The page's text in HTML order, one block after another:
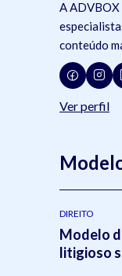
A ADVBOX
conteúdo
jurídico,
Ver perfil
DIREITO
Modelo
litigioso